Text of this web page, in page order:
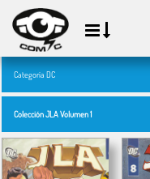
Categoría DC
Colección JLA Volumen 1